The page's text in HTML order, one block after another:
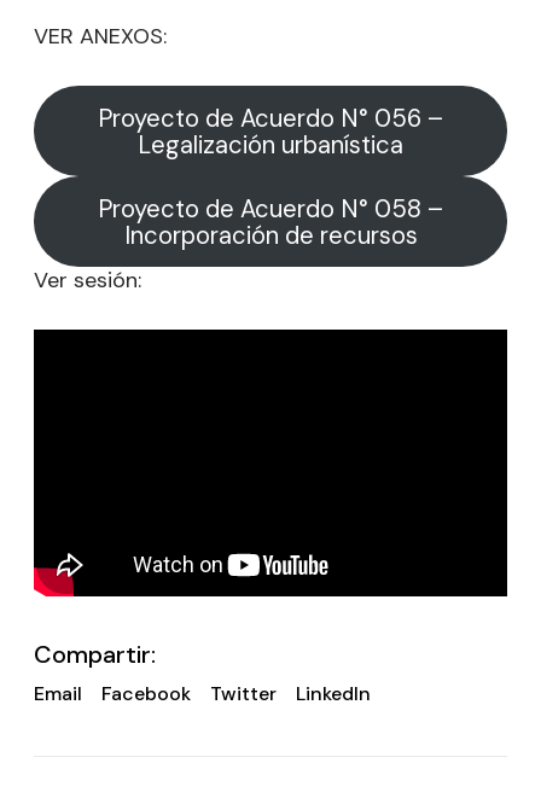
VER ANEXOS:
Proyecto de Acuerdo N° 056 –
Legalización urbanística
Proyecto de Acuerdo N° 058 –
Incorporación de recursos
Ver sesión:
Compartir:
Email Facebook Twitter LinkedIn